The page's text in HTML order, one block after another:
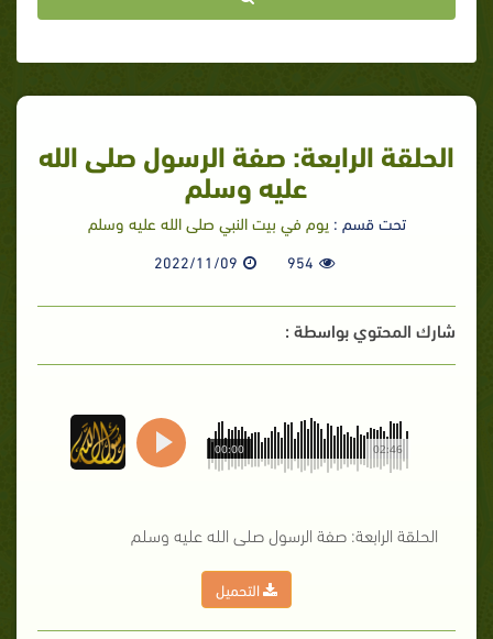
الحلقة الرابعة: صفة الرسول صلى الله
عليه وسلم
تحت قسم : يوم في بيت النبي صلى الله عليه وسلم
954
2022/11/09
شارك المحتوي بواسطة :
02:46
00:00
الحلقة الرابعة: صفة الرسول صلى الله عليه وسلم
التحميل